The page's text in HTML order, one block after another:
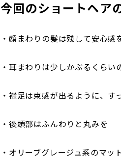
今回のショートヘア
・顔まわりの髪は残して安心感
・耳まわりは少しかぶるくらい
・襟足は束感が出るように、す
・後頭部はふんわりと丸みを
・オリーブグレージュ系のマ